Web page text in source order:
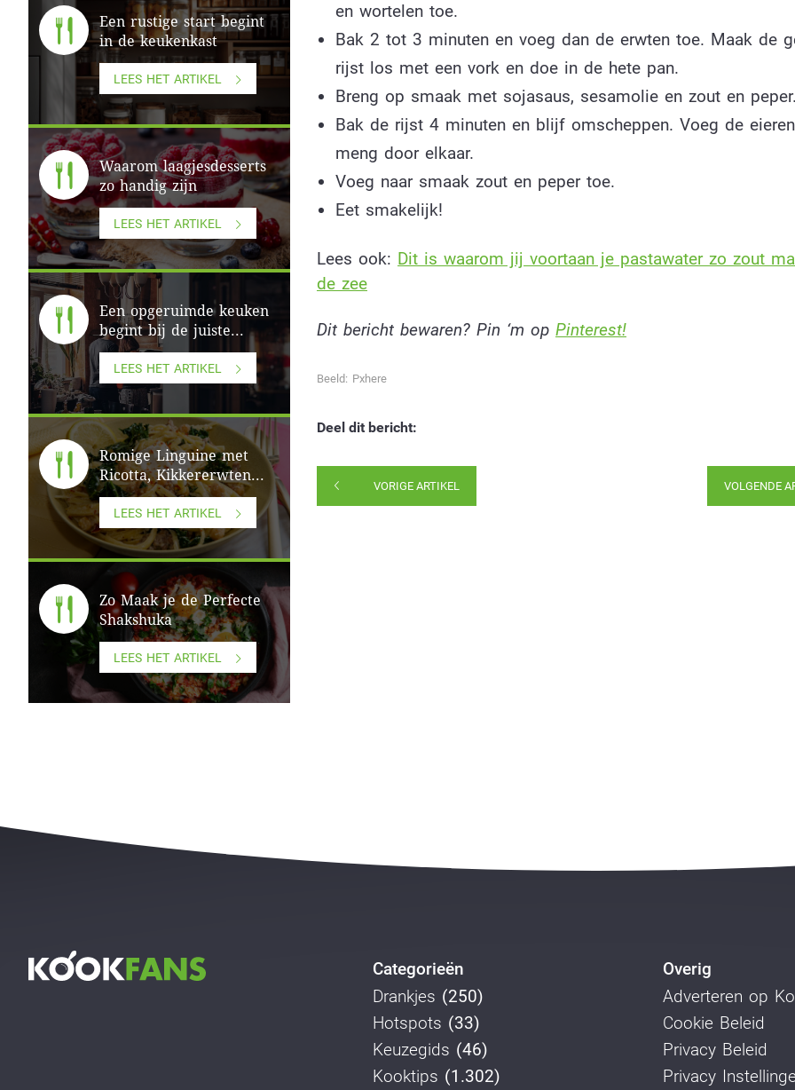
Een rustige start begint
in de keukenkast
LEES HET ARTIKEL
Waarom laagjesdesserts
zo handig zijn
LEES HET ARTIKEL
Een opgeruimde keuken
begint bij de juiste...
LEES HET ARTIKEL
Romige Linguine met
Ricotta, Kikkererwten...
LEES HET ARTIKEL
Zo Maak je de Perfecte
Shakshuka
LEES HET ARTIKEL
en wortelen toe.
Bak 2 tot 3 minuten en voeg dan de erwten toe. Maak de
rijst los met een vork en doe in de hete pan.
Breng op smaak met sojasaus, sesamolie en zout en peper.
Bak de rijst 4 minuten en blijf omscheppen. Voeg de
meng door elkaar.
Voeg naar smaak zout en peper toe.
Eet smakelijk!
Lees ook: Dit is waarom jij voortaan je pastawater zo zout
de zee
Dit bericht bewaren? Pin ‘m op Pinterest!
Beeld: Pxhere
Deel dit bericht:
VORIGE ARTIKEL VOLGENDE
Categorieën
Drankjes (250)
Hotspots (33)
Keuzegids (46)
Kooktips (1.302)
Overig
Adverteren op
Cookie Beleid
Privacy Beleid
Privacy